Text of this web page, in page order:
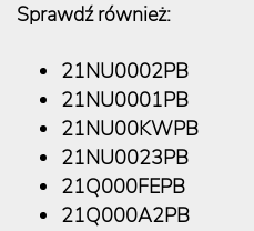
Sprawdź również:
21NU0002PB
21NU0001PB
21NU00KWPB
21NU0023PB
21Q000FEPB
21Q000A2PB